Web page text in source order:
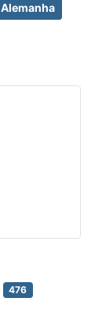
Alemanha
476